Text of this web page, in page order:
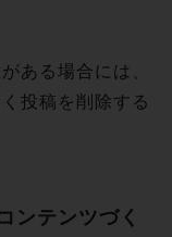
ある場合には、
投稿を削除する
ンテンツづく